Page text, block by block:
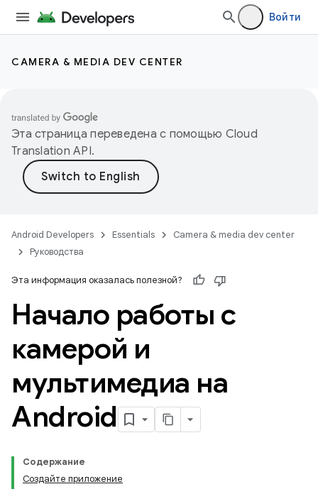
Войти
CAMERA & MEDIA DEV CENTER
Эта страница переведена с помощью Cloud
Translation API.
Android Developers Essentials
Camera & media dev center
Руководства
Эта информация оказалась полезной?
Начало работы с
камерой и
мультимедиа на
Android
Содержание
Создайте приложение